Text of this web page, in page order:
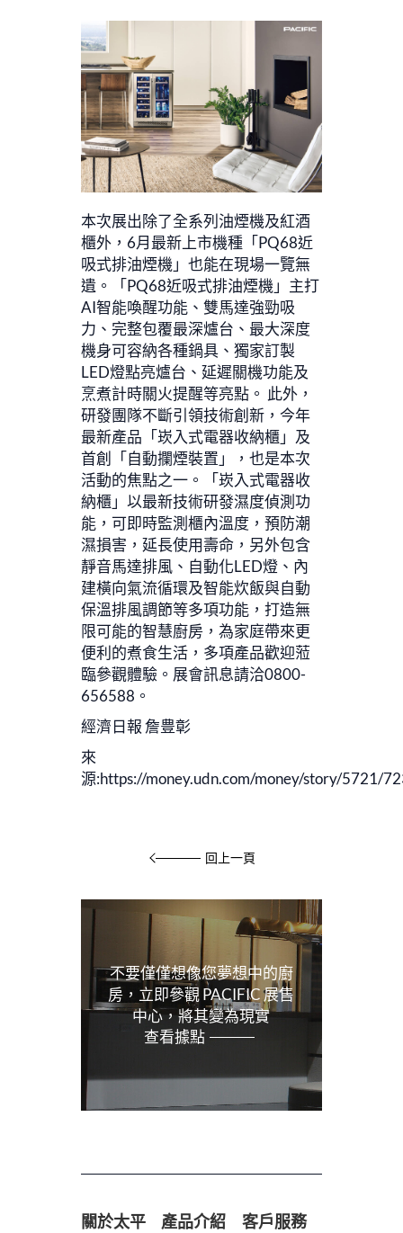
本次展出除了全系列油煙機及紅酒
櫃外，6月最新上市機種「PQ68近
吸式排油煙機」也能在現場一覽無
遺。「PQ68近吸式排油煙機」主打
AI智能喚醒功能、雙馬達強勁吸
力、完整包覆最深爐台、最大深度
機身可容納各種鍋具、獨家訂製
LED燈點亮爐台、延遲關機功能及
烹煮計時關火提醒等亮點。 此外，
研發團隊不斷引領技術創新，今年
最新產品「崁入式電器收納櫃」及
首創「自動攔煙裝置」，也是本次
活動的焦點之一。「崁入式電器收
納櫃」以最新技術研發濕度偵測功
能，可即時監測櫃內溫度，預防潮
濕損害，延長使用壽命，另外包含
靜音馬達排風、自動化LED燈、內
建橫向氣流循環及智能炊飯與自動
保溫排風調節等多項功能，打造無
限可能的智慧廚房，為家庭帶來更
便利的煮食生活，多項產品歡迎蒞
臨參觀體驗。展會訊息請洽0800-
656588。
經濟日報 詹豊彰
來
源:https://money.udn.com/money/story/5721/
回上一頁
不要僅僅想像您夢想中的廚
房，立即參觀 PACIFIC 展售
中心，將其變為現實
查看據點
關於太平
產品介紹 客戶服務